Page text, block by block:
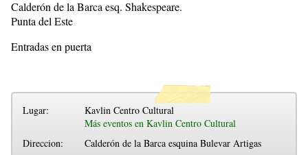
Calderón de la Barca esq. Shakespeare.
Punta del Este
Entradas en puerta
Lugar:
Kavlin Centro Cultural
Más eventos en Kavlin Centro Cultural
Direccion:
Calderón de la Barca esquina Bulevar Artigas